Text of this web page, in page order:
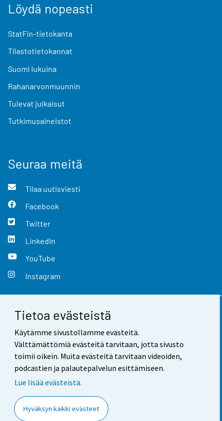
Tietoa evästeistä
Käytämme sivustollamme evästeitä.
Välttämättömiä evästeitä tarvitaan, jotta sivusto
toimii oikein. Muita evästeitä tarvitaan videoiden,
podcastien ja palautepalvelun esittämiseen.
Lue lisää evästeistä.
Hyväksyn kaikki evästeet
Löydä nopeasti
StatFin-tietokanta
Tilastotietokannat
Suomi lukuina
Rahanarvonmuunnin
Tulevat julkaisut
Tutkimusaineistot
Seuraa meitä
Tilaa uutisviesti
Facebook
Twitter
LinkedIn
YouTube
Instagram
Yhteystiedot
Palaute
Käyttöehdot
Saavutettavuus
Tietoa sivustosta